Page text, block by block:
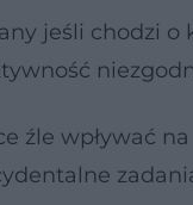
jeśli chodzi
źle wpływać